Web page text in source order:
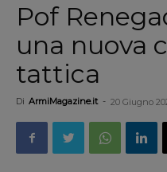
Pof
una nuova
tattica
Di ArmiMagazine.it - 20 Giugno